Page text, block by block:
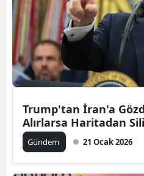
Trump'tan İran'a
Alırlarsa Haritadan
Gündem 21 Ocak 2026